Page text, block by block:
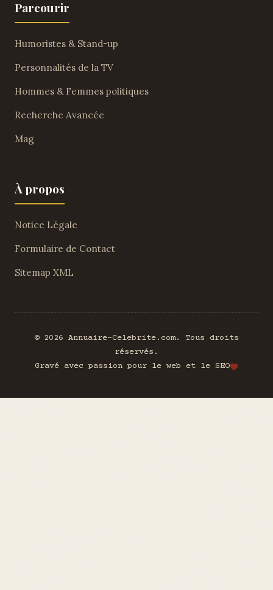
Parcourir
Humoristes & Stand-up
Personnalités de la TV
Hommes & Femmes politiques
Recherche Avancée
Mag
À propos
Notice Légale
Formulaire de Contact
Sitemap XML
© 2026 Annuaire-Celebrite.com. Tous droits
réservés.
Gravé avec passion pour le web et le SEO